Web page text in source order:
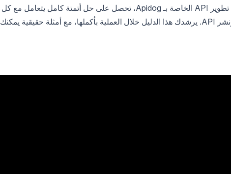
وعندما تجمع بين OpenClaw ومنصة تطوير API الخاصة بـ Apidog، تحصل على حل أتمتة كامل يتعامل مع كل
شيء من التزامات الكود إلى اختبار ونشر API. يرشدك هذا الدليل خلال العملية بأكملها، مع أمثلة حقيقية يمكنك